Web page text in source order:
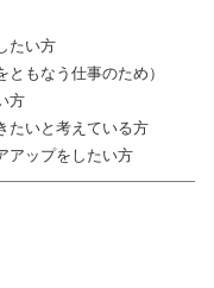
たい方
もなう仕事のため）
方
たいと考えている方
アップをしたい方